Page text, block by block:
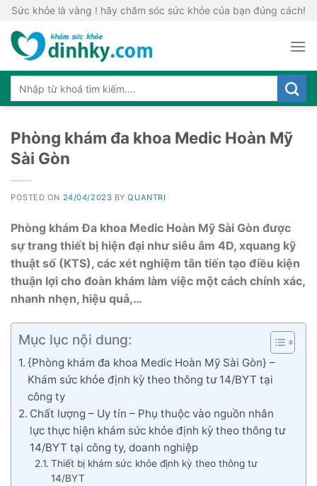
Skip
content
Sức khỏe là vàng ! hãy chăm sóc sức khỏe của bạn đúng cách!
Phòng khám đa khoa Medic Hoàn Mỹ
Sài Gòn
POSTED ON 24/04/2023 BYQUANTRI
Phòng khám Đa khoa Medic Hoàn Mỹ Sài Gòn được
sự trang thiết bị hiện đại như siêu âm 4D, xquang kỹ
thuật số (KTS), các xét nghiệm tân tiến tạo điều kiện
thuận lợi cho đoàn khám làm việc một cách chính xác,
nhanh nhẹn, hiệu quả,…
Mục lục nội dung:
{Phòng khám đa khoa Medic Hoàn Mỹ Sài Gòn} –
Khám sức khỏe định kỳ theo thông tư 14/BYT tại
công ty
Chất lượng – Uy tín – Phụ thuộc vào nguồn nhân
lực thực hiện khám sức khỏe định kỳ theo thông tư
14/BYT tại công ty, doanh nghiệp
Thiết bị khám sức khỏe định kỳ theo thông tư
14/BYT